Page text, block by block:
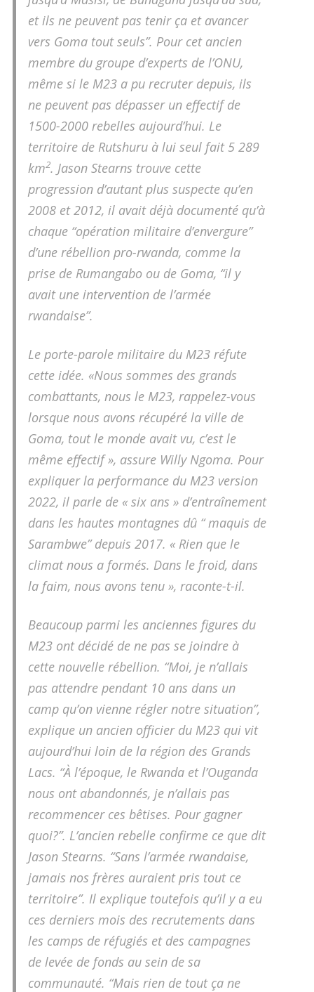
et ils ne peuvent pas tenir ça et avancer
vers Goma tout seuls”. Pour cet ancien
membre du groupe d’experts de l’ONU,
même si le M23 a pu recruter depuis, ils
ne peuvent pas dépasser un effectif de
1500-2000 rebelles aujourd’hui. Le
territoire de Rutshuru à lui seul fait 5 289
km2. Jason Stearns trouve cette
progression d’autant plus suspecte qu’en
2008 et 2012, il avait déjà documenté qu’à
chaque “opération militaire d’envergure”
d’une rébellion pro-rwanda, comme la
prise de Rumangabo ou de Goma, “il y
avait une intervention de l’armée
rwandaise”.
Le porte-parole militaire du M23 réfute
cette idée. «Nous sommes des grands
combattants, nous le M23, rappelez-vous
lorsque nous avons récupéré la ville de
Goma, tout le monde avait vu, c’est le
même effectif », assure Willy Ngoma. Pour
expliquer la performance du M23 version
2022, il parle de « six ans » d’entraînement
dans les hautes montagnes dû “ maquis de
Sarambwe” depuis 2017. « Rien que le
climat nous a formés. Dans le froid, dans
la faim, nous avons tenu », raconte-t-il.
Beaucoup parmi les anciennes figures du
M23 ont décidé de ne pas se joindre à
cette nouvelle rébellion. “Moi, je n’allais
pas attendre pendant 10 ans dans un
camp qu’on vienne régler notre situation”,
explique un ancien officier du M23 qui vit
aujourd’hui loin de la région des Grands
Lacs. “À l’époque, le Rwanda et l’Ouganda
nous ont abandonnés, je n’allais pas
recommencer ces bêtises. Pour gagner
quoi?”. L’ancien rebelle confirme ce que dit
Jason Stearns. “Sans l’armée rwandaise,
jamais nos frères auraient pris tout ce
territoire”. Il explique toutefois qu’il y a eu
ces derniers mois des recrutements dans
les camps de réfugiés et des campagnes
de levée de fonds au sein de sa
communauté. “Mais rien de tout ça ne